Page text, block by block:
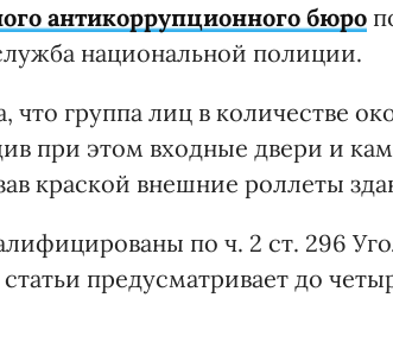
антикоррупционного бюро
национальной полиции.
что группа лиц в количестве
при этом входные двери и
краской внешние роллеты
по ч. 2 ст. 296
предусматривает до